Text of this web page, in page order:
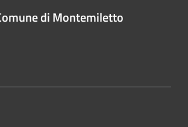
di Montemiletto